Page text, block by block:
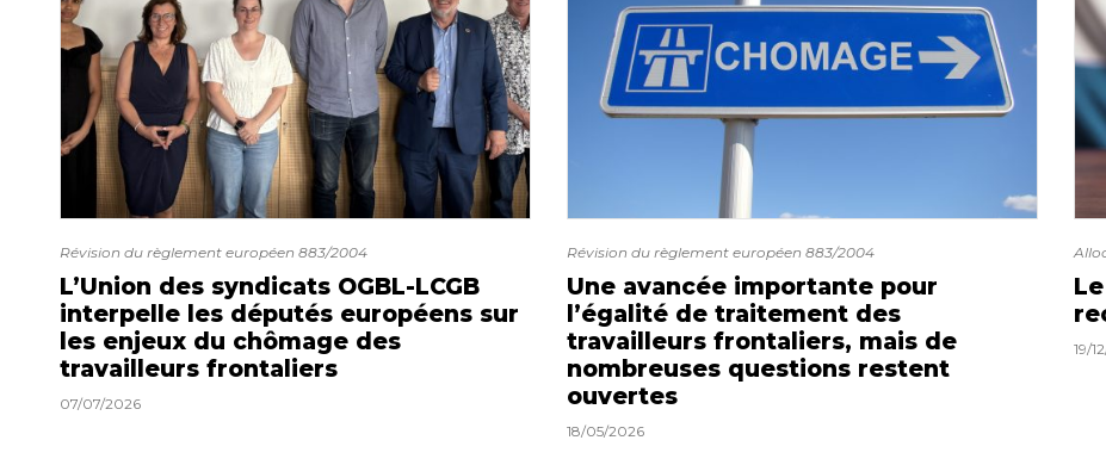
Révision du règlement européen 883/2004
L’Union des syndicats OGBL-LCGB
interpelle les députés européens sur
les enjeux du chômage des
travailleurs frontaliers
07/07/2026
Révision du règlement européen 883/2004
Une avancée importante pour
l’égalité de traitement des
travailleurs frontaliers, mais de
nombreuses questions restent
ouvertes
18/05/2026
19/